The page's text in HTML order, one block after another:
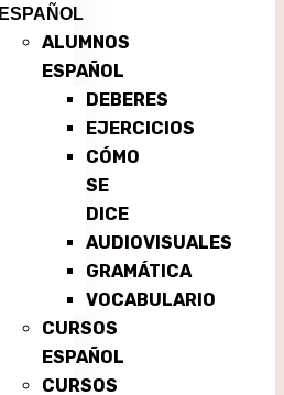
ESPAÑOL
ALUMNOS
ESPAÑOL
DEBERES
EJERCICIOS
CÓMO
SE
DICE
AUDIOVISUALES
GRAMÁTICA
VOCABULARIO
CURSOS
ESPAÑOL
CURSOS